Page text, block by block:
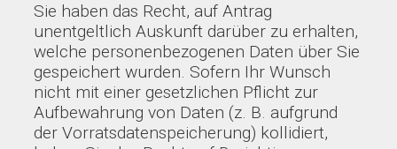
Sie haben das Recht, auf Antrag
unentgeltlich Auskunft darüber zu erhalten,
welche personenbezogenen Daten über Sie
gespeichert wurden. Sofern Ihr Wunsch
nicht mit einer gesetzlichen Pflicht zur
Aufbewahrung von Daten (z. B. aufgrund
der Vorratsdatenspeicherung) kollidiert,